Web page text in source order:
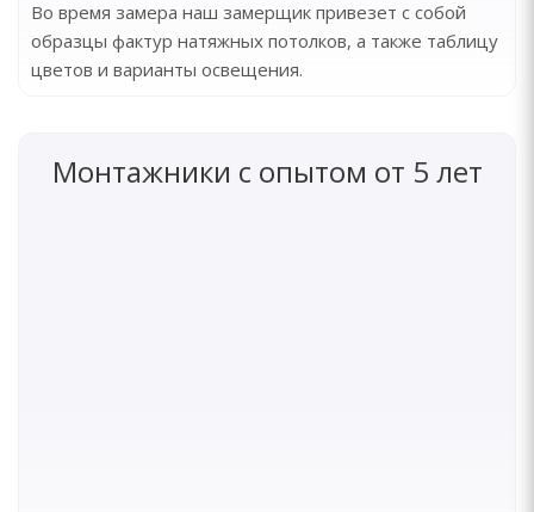
Во время замера наш замерщик привезет с собой
образцы фактур натяжных потолков, а также таблицу
цветов и варианты освещения.
Монтажники с опытом от 5 лет